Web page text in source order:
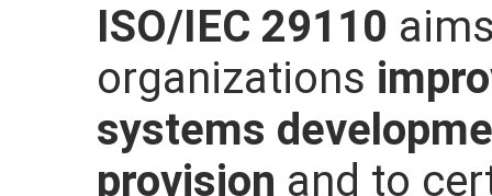
ISO/IEC 29110
organizations
systems
provision and to